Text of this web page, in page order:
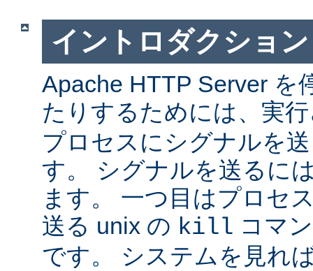
イントロダクション
Apache HTTP Server を
たりするためには、実
プロセスにシグナルを
す。 シグナルを送るに
ます。 一つ目はプロセ
送る unix の kill コマ
です。 システムを見れ